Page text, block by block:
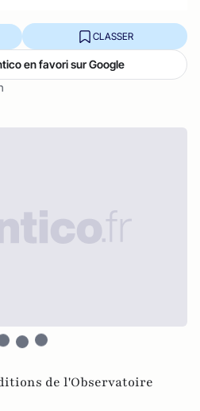
CLASSER
en favori sur Google
de l'Observatoire